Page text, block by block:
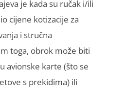
je kada su ručak i/ili
cijene kotizacije za
i stručna
toga, obrok može biti
avionske karte (što se
s prekidima) ili